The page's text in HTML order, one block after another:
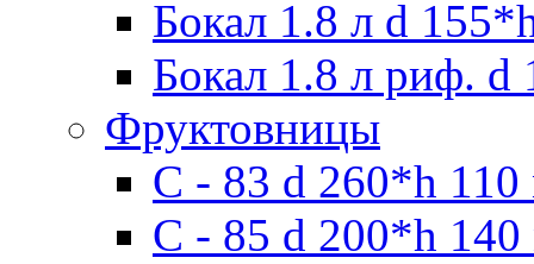
Бокал 1.8 л d
Бокал 1.8 л риф.
Фруктовницы
С - 83 d 260*h
С - 85 d 200*h